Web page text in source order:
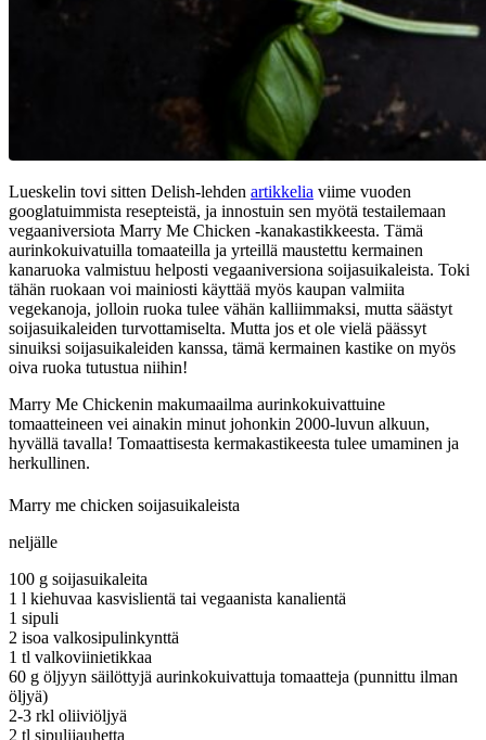
Lueskelin tovi sitten Delish-lehden artikkelia viime vuoden
googlatuimmista resepteistä, ja innostuin sen myötä testailemaan
vegaaniversiota Marry Me Chicken -kanakastikkeesta. Tämä
aurinkokuivatuilla tomaateilla ja yrteillä maustettu kermainen
kanaruoka valmistuu helposti vegaaniversiona soijasuikaleista. Toki
tähän ruokaan voi mainiosti käyttää myös kaupan valmiita
vegekanoja, jolloin ruoka tulee vähän kalliimmaksi, mutta säästyt
soijasuikaleiden turvottamiselta. Mutta jos et ole vielä päässyt
sinuiksi soijasuikaleiden kanssa, tämä kermainen kastike on myös
oiva ruoka tutustua niihin!
Marry Me Chickenin makumaailma aurinkokuivattuine
tomaatteineen vei ainakin minut johonkin 2000-luvun alkuun,
hyvällä tavalla! Tomaattisesta kermakastikeesta tulee umaminen ja
herkullinen.
Marry me chicken soijasuikaleista
neljälle
100 g soijasuikaleita
1 l kiehuvaa kasvislientä tai vegaanista kanalientä
1 sipuli
2 isoa valkosipulinkynttä
1 tl valkoviinietikkaa
60 g öljyyn säilöttyjä aurinkokuivattuja tomaatteja (punnittu ilman
öljyä)
2-3 rkl oliiviöljyä
2 tl sipulijauhetta